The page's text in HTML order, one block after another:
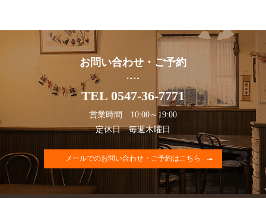
お問い合わせ・ご予約
TEL 0547-36-7771
営業時間 10:00～19:00
定休日 毎週木曜日
メールでのお問い合わせ・ご予約はこちら